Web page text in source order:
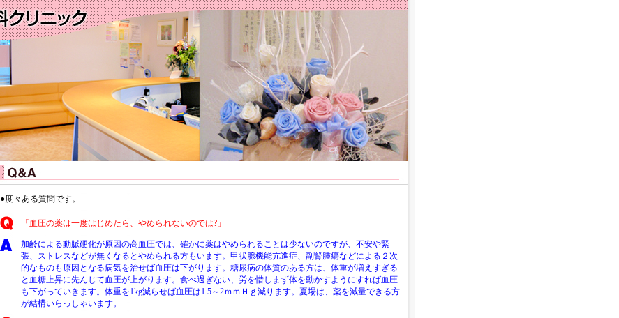
●度々ある質問です。
「血圧の薬は一度はじめたら、やめられないのでは?」
加齢による動脈硬化が原因の高血圧では、確かに薬はやめられることは少ないのですが、不安や緊
張、ストレスなどが無くなるとやめられる方もいます。甲状腺機能亢進症、副腎腫瘍などによる２次
的なものも原因となる病気を治せば血圧は下がります。糖尿病の体質のある方は、体重が増えすぎる
と血糖上昇に先んじて血圧が上がります。食べ過ぎない、労を惜しまず体を動かすようにすれば血圧
も下がっていきます。体重を1kg減らせば血圧は1.5～2ｍｍＨｇ減ります。夏場は、薬を減量できる方
が結構いらっしゃいます。